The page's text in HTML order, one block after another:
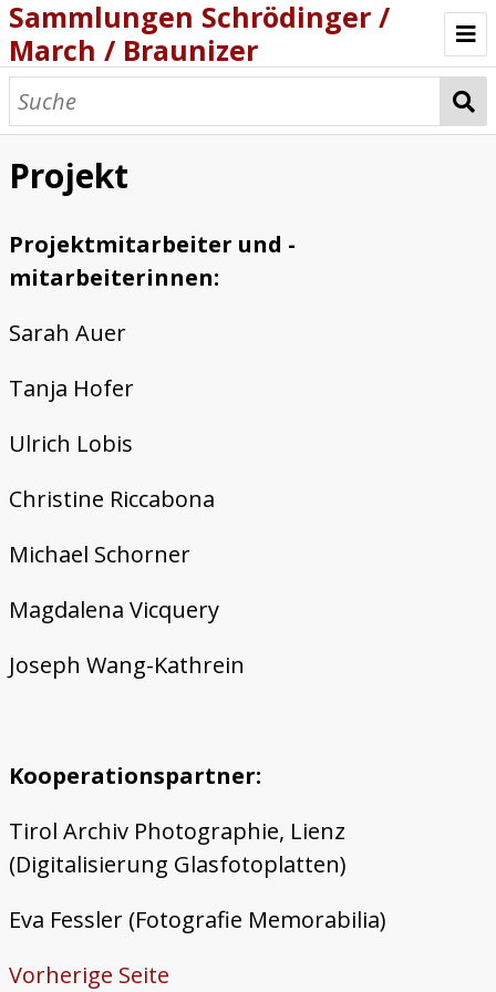
Sammlungen Schrödinger /
March / Braunizer
Willkommen
Katalog
Projekt
Projekt
Projektmitarbeiter und -
mitarbeiterinnen:
Sarah Auer
Tanja Hofer
Ulrich Lobis
Christine Riccabona
Michael Schorner
Magdalena Vicquery
Joseph Wang-Kathrein
Kooperationspartner:
Tirol Archiv Photographie, Lienz
(Digitalisierung Glasfotoplatten)
Eva Fessler (Fotografie Memorabilia)
Vorherige Seite